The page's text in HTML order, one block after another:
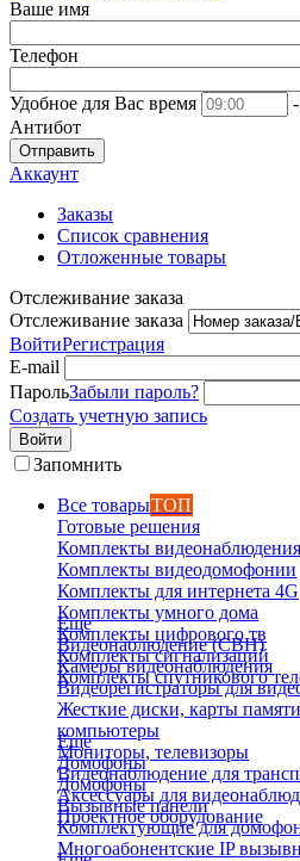
Ваше имя
Телефон
Удобное для Вас время
-
Антибот
Отправить
Аккаунт
Заказы
Список сравнения
Отложенные товары
Отслеживание заказа
Отслеживание заказа
ВойтиРегистрация
E-mail
ПарольЗабыли пароль?
Создать учетную запись
Войти
Запомнить
Все товарыТОП
Готовые решения
Комплекты видеонаблюдения
Комплекты видеодомофонии
Комплекты для интернета 4G
Комплекты умного дома
Комплекты цифрового тв
Комплекты сигнализаций
Комплекты спутникового
Еще
Видеонаблюдение (СВН)
Камеры видеонаблюдения
Видеорегистраторы для
Жесткие диски, карты
компьютеры
Мониторы, телевизоры
Видеонаблюдение для
Аксессуары для
Проектное оборудование
Еще
Домофоны
Домофоны
Вызывные панели
Комплектующие для
Многоабонентские IP